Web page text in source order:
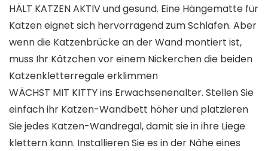
HÄLT KATZEN AKTIV und gesund. Eine Hängematte für
Katzen eignet sich hervorragend zum Schlafen. Aber
wenn die Katzenbrücke an der Wand montiert ist,
muss Ihr Kätzchen vor einem Nickerchen die beiden
Katzenkletterregale erklimmen
WÄCHST MIT KITTY ins Erwachsenenalter. Stellen Sie
einfach ihr Katzen-Wandbett höher und platzieren
Sie jedes Katzen-Wandregal, damit sie in ihre Liege
klettern kann. Installieren Sie es in der Nähe eines